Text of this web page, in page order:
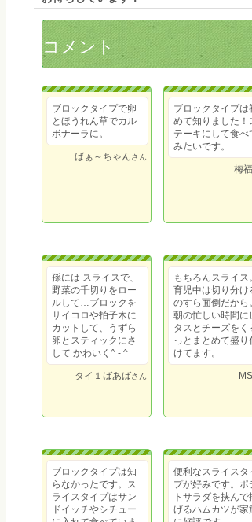
コメント
ブロックタイプで卵
とほうれん草でカル
ボナーラに。
ばぁ～ちゃんさん
ブロックタイプは
めて知りました！
テーキにして食べ
みたいです。
梅福
孫には スライスで、
野菜の千切りをロー
ルして…ブロックを
サイコロや拍子木に
カットして、うずら
卵とスティックにさ
して かわいく^ - ^
タイ１ばあばさん
もちろんスライス
育児中は切り分け
のすら面倒だから
朝の忙しい時間に
タスとチーズをく
っとまとめて盛り
けてます。
MS
ブロックタイプは知
らなかったです。ス
ライスタイプはサン
ドイッチやシチュー
便利なスライスタ
プが好みです。ポ
トサラダを挟んで
げるハムカツが家